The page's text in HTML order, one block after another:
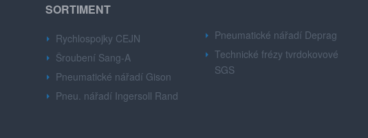
SORTIMENT
Rychlospojky CEJN
Šroubení Sang-A
Pneumatické nářadí Gison
Pneu. nářadí Ingersoll Rand
Pneumatické nářadí Deprag
Technické frézy tvrdokovové
SGS